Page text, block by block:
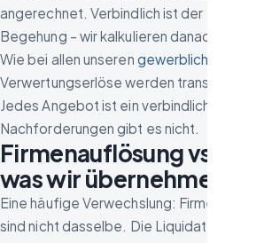
angerechnet. Verbindlich ist der
Begehung – wir kalkulieren danach nicht
Wie bei allen unseren gewerblichen
Verwertungserlöse werden transparent
Jedes Angebot ist ein verbindlicher
Nachforderungen gibt es nicht.
Firmenauflösung vs.
was wir übernehmen
Eine häufige Verwechslung:
sind nicht dasselbe. Die Liquidation ist